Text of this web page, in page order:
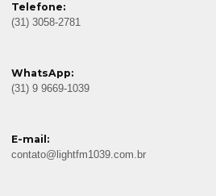
Telefone:
(31) 3058-2781
WhatsApp:
(31) 9 9669-1039
E-mail:
contato@lightfm1039.com.br